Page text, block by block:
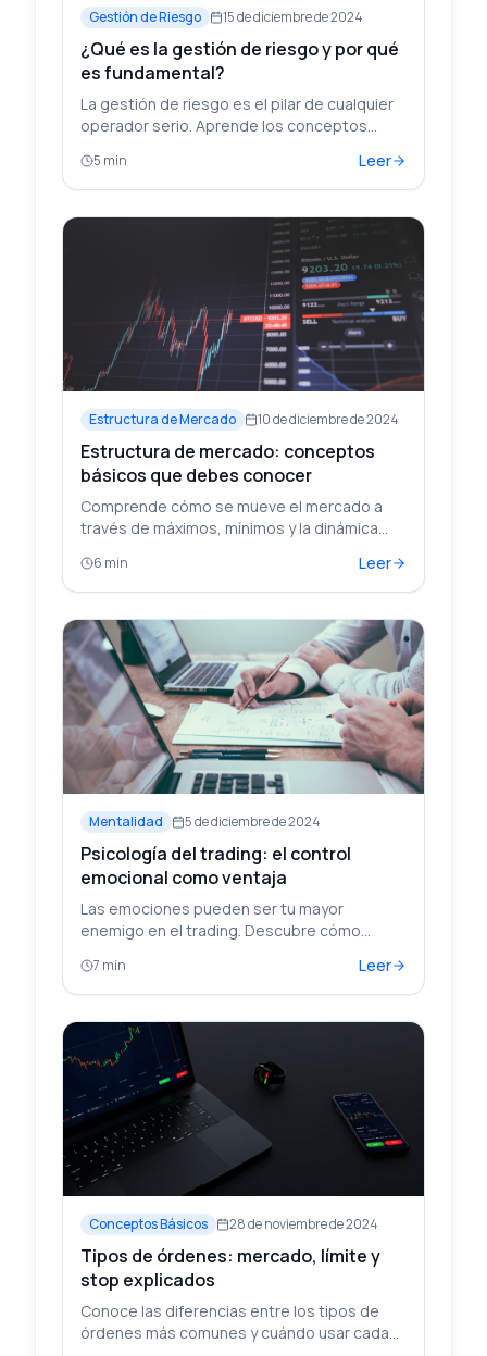
Gestión de Riesgo 15 de diciembre de 2024
¿Qué es la gestión de riesgo y por qué
es fundamental?
La gestión de riesgo es el pilar de cualquier
operador serio. Aprende los conceptos
5 min Leer
Estructura de Mercado 10 de diciembre de 2024
Estructura de mercado: conceptos
básicos que debes conocer
Comprende cómo se mueve el mercado a
través de máximos, mínimos y la dinámica
6 min Leer
Mentalidad 5 de diciembre de 2024
Psicología del trading: el control
emocional como ventaja
Las emociones pueden ser tu mayor
enemigo en el trading. Descubre cómo
7 min Leer
Conceptos Básicos 28 de noviembre de 2024
Tipos de órdenes: mercado, límite y
stop explicados
Conoce las diferencias entre los tipos de
órdenes más comunes y cuándo usar cada